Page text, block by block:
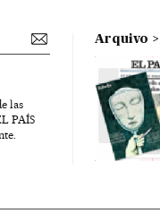
las
PAÍS
Arquivo